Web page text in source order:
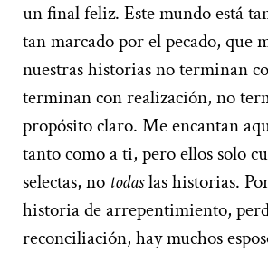
un final feliz. Este mundo está
tan marcado por el pecado, que
nuestras historias no terminan
terminan con realización, no
propósito claro. Me encantan
tanto como a ti, pero ellos solo
selectas, no todaslas historias.
historia de arrepentimiento,
reconciliación, hay muchos